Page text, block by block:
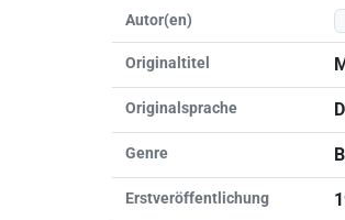
Autor(en)
Originaltitel
Originalsprache
Genre
Erstveröffentlichung